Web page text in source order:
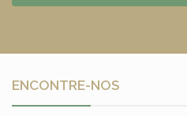
ENCONTRE-NOS